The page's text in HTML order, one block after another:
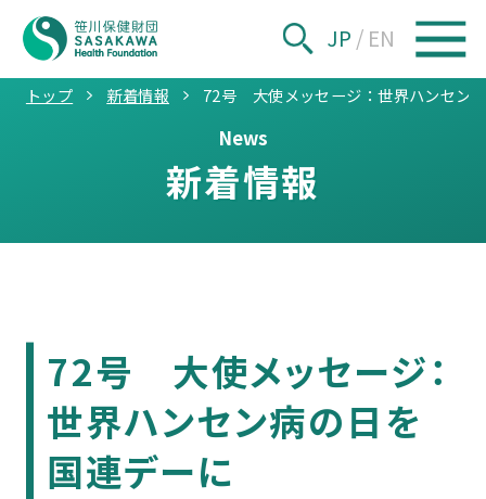
JP / EN
トップ 新着情報 72号 大使メッセージ：世界ハンセン
News
新着情報
72号 大使メッセージ：
世界ハンセン病の日を
国連デーに